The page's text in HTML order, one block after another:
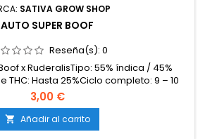
SATIVA GROW SHOP
AUTO SUPER BOOF
Reseña(s): 0
x RuderalisTipo: 55% índica / 45%
THC: Hasta 25%Ciclo completo: 9 – 10
en interior: 450 –
en exterior: 80 – 170 g/plantaAltura: 80 –
y sabores: Dulce, cítrico, afrutado y
Eufóricos, creativos...
3,00 €
 Añadir al carrito